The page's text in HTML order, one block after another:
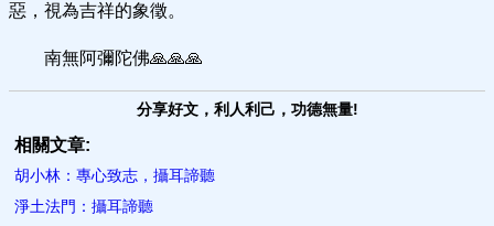
惡，視為吉祥的象徵。
南無阿彌陀佛🙏🙏🙏
分享好文，利人利己，功德無量!
相關文章:
胡小林：專心致志，攝耳諦聽
淨土法門：攝耳諦聽